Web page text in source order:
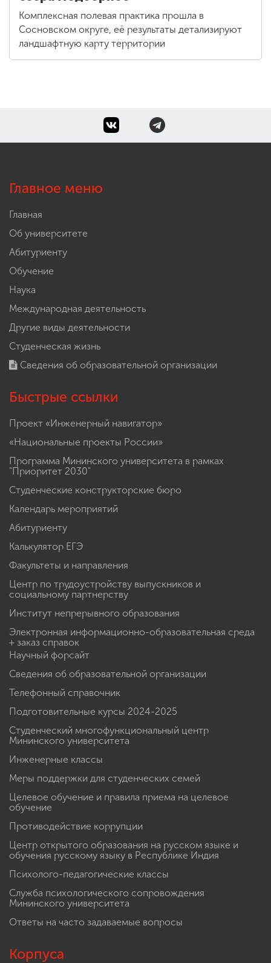
Комплексная полевая практика прошла в
Сосновском округе, её результаты детализируют
ландшафтную карту территории
Главное меню
Главная
Об университете
Абитуриенту
Обучение
Наука
Международная деятельность
Другие виды деятельности
Студенческая жизнь
Сведения об образовательной организации
Быстрые ссылки
Проект «Инженерный навигатор»
«Национальные проекты России»
Программа Мининского университета в рамках
"Приоритет 2030"
Студенческие конструкторские бюро
Календарь мероприятий
Абитуриенту
Калькулятор ЕГЭ
Факультеты и направления
Центр по трудоустройству выпускников и
социальному партнерству
Институт непрерывного образования
Электронная информационно-образовательная среда
+ заказ справок
Научный форсайт
Сведения об образовательной организации
Телефонный справочник
Подготовительные курсы 2024-2025
Студенческий многофункциональный центр
Мининского университета
Инженерные классы
Меры поддержки для студенческих семей
Целевое обучение и правила приема на целевое
обучение
Противодействие коррупции
Центр открытого образования на русском языке и
обучения русскому языку в Республике Индия
Психолого-педагогические классы
Служба психологического сопровождения
Мининского университета
Ответы на часто задаваемые вопросы
Корпуса